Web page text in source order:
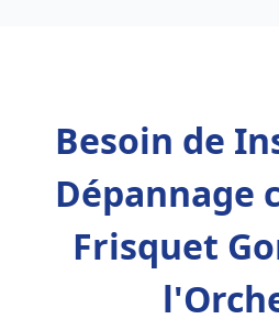
Besoin de
Dépannage
Frisquet